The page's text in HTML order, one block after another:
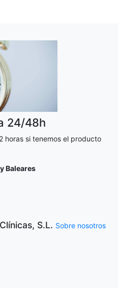
24/48h
horas si tenemos el producto
Baleares
S.L. Sobre nosotros